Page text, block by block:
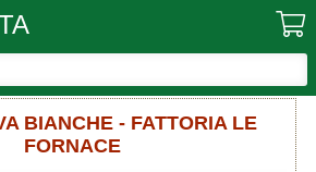
BIANCHE - FATTORIA LE
FORNACE